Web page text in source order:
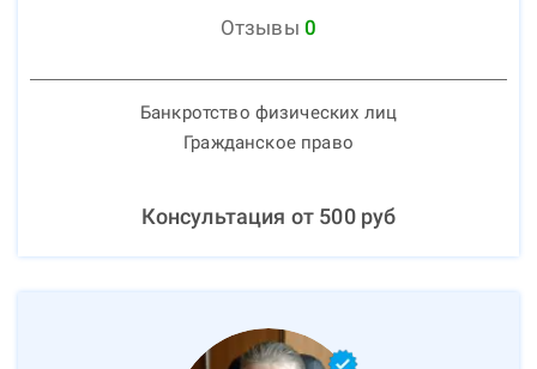
Отзывы 0
Банкротство физических лиц
Гражданское право
Консультация от 500руб